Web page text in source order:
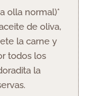
olla normal)*
de oliva,
la carne y
todos los
la